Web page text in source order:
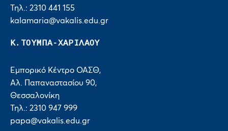
Τηλ.: 2310 441 155
kalamaria@vakalis.edu.gr
Κ.ΤΟΥΜΠΑ-ΧΑΡΙΛΑΟΥ
Εμπορικό Κέντρο ΟΑΣΘ,
Αλ. Παπαναστασίου 90,
Θεσσαλονίκη
Τηλ.: 2310 947 999
papa@vakalis.edu.gr